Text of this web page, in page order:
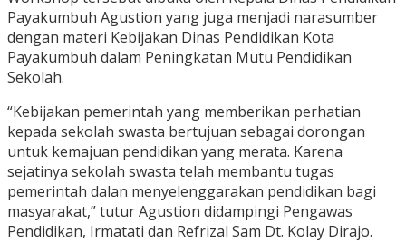
Payakumbuh Agustion yang juga menjadi narasumber
dengan materi Kebijakan Dinas Pendidikan Kota
Payakumbuh dalam Peningkatan Mutu Pendidikan
Sekolah.
“Kebijakan pemerintah yang memberikan perhatian
kepada sekolah swasta bertujuan sebagai dorongan
untuk kemajuan pendidikan yang merata. Karena
sejatinya sekolah swasta telah membantu tugas
pemerintah dalan menyelenggarakan pendidikan bagi
masyarakat,” tutur Agustion didampingi Pengawas
Pendidikan, Irmatati dan Refrizal Sam Dt. Kolay Dirajo.